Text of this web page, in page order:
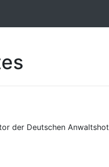
der Deutschen